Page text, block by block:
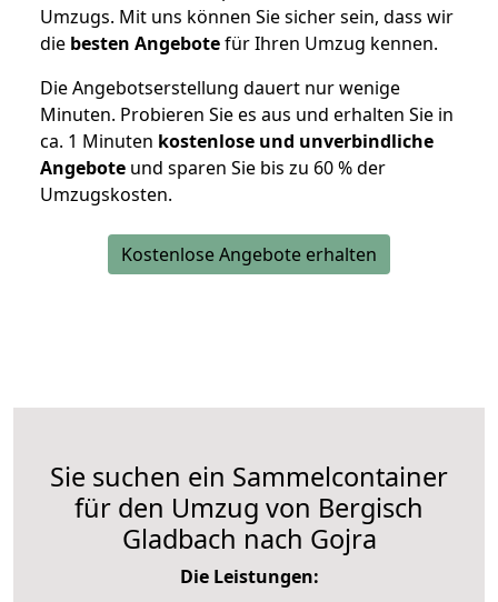
Umzugs. Mit uns können Sie sicher sein, dass wir
die besten Angebotefür Ihren Umzug kennen.
Die Angebotserstellung dauert nur wenige
Minuten. Probieren Sie es aus und erhalten Sie in
ca. 1 Minuten kostenlose und unverbindliche
Angebote und sparen Sie bis zu 60 % der
Umzugskosten.
Kostenlose Angebote erhalten
Sie suchen ein Sammelcontainer
für den Umzug von Bergisch
Gladbach nach Gojra
Die Leistungen: